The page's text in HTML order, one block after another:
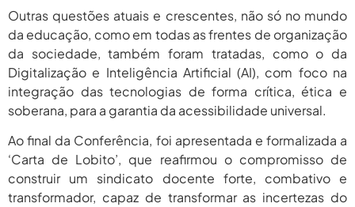
Outras questões atuais e crescentes, não só no mundo
da educação, como em todas as frentes de organização
da sociedade, também foram tratadas, como o da
Digitalização e Inteligência Artificial (AI), com foco na
integração das tecnologias de forma crítica, ética e
soberana, para a garantia da acessibilidade universal.
Ao final da Conferência, foi apresentada e formalizada a
‘Carta de Lobito’, que reafirmou o compromisso de
construir um sindicato docente forte, combativo e
transformador, capaz de transformar as incertezas do